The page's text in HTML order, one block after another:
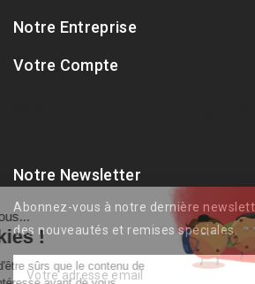
Notre Entreprise
Votre Compte
Notre Newsletter
Abonnez-vous à notre dernière
des nouveautés et remises spéciales.